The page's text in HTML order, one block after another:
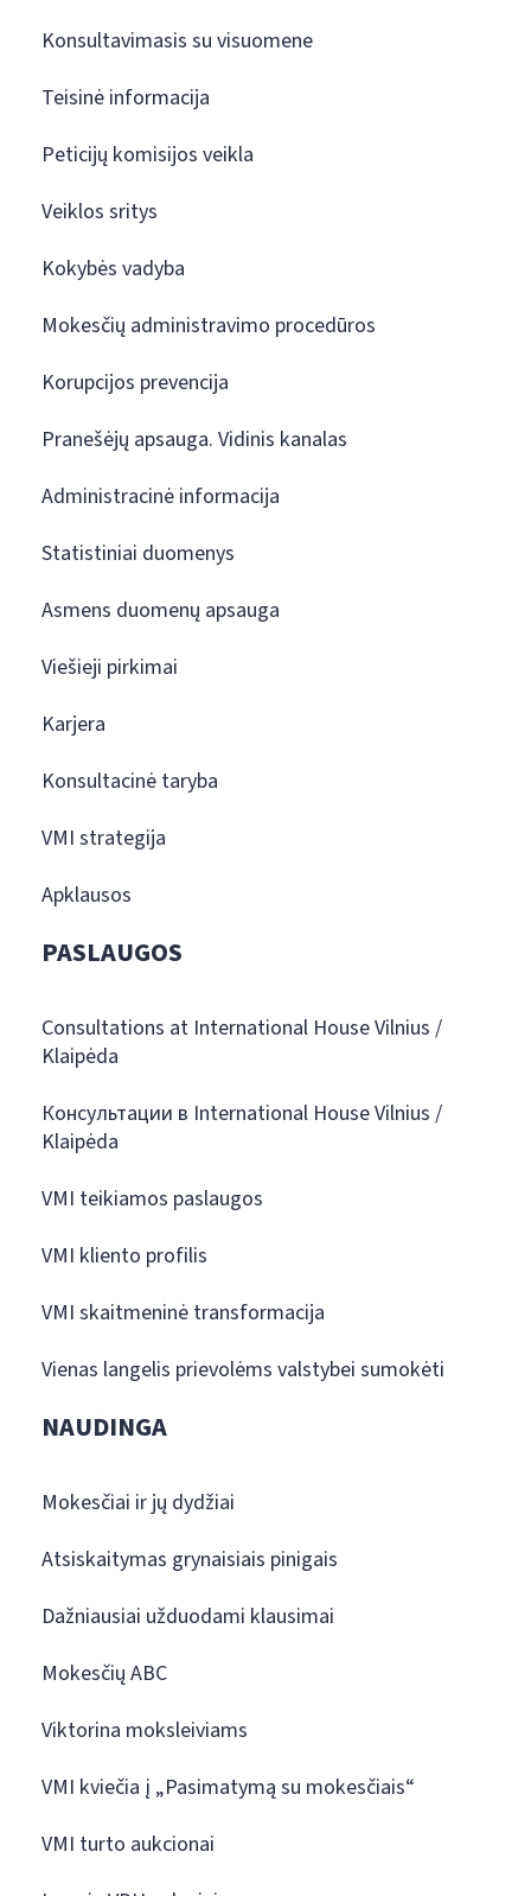
Konsultavimasis su visuomene
Teisinė informacija
Peticijų komisijos veikla
Veiklos sritys
Kokybės vadyba
Mokesčių administravimo procedūros
Korupcijos prevencija
Pranešėjų apsauga. Vidinis kanalas
Administracinė informacija
Statistiniai duomenys
Asmens duomenų apsauga
Viešieji pirkimai
Karjera
Konsultacinė taryba
VMI strategija
Apklausos
PASLAUGOS
Consultations at International House Vilnius /
Klaipėda
Консультации в International House Vilnius /
Klaipėda
VMI teikiamos paslaugos
VMI kliento profilis
VMI skaitmeninė transformacija
Vienas langelis prievolėms valstybei sumokėti
NAUDINGA
Mokesčiai ir jų dydžiai
Atsiskaitymas grynaisiais pinigais
Dažniausiai užduodami klausimai
Mokesčių ABC
Viktorina moksleiviams
VMI kviečia į „Pasimatymą su mokesčiais“
VMI turto aukcionai